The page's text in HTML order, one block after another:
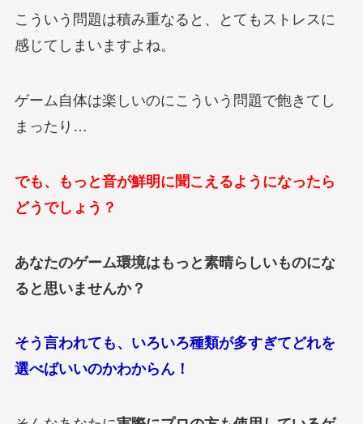
こういう問題は積み重なると、とてもストレスに
感じてしまいますよね。
ゲーム自体は楽しいのにこういう問題で飽きてし
まったり…
でも、もっと音が鮮明に聞こえるようになったら
どうでしょう？
あなたのゲーム環境はもっと素晴らしいものにな
ると思いませんか？
そう言われても、いろいろ種類が多すぎてどれを
選べばいいのかわからん！